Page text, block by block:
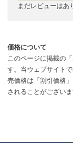
まだレビューはあ
価格について
このページに掲載の
す。当ウェブサイト
売価格は「割引価格
されることがござい